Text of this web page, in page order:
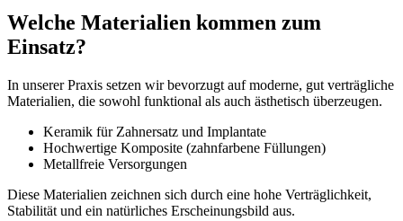
Welche Materialien kommen zum
Einsatz?
In unserer Praxis setzen wir bevorzugt auf moderne, gut verträgliche
Materialien, die sowohl funktional als auch ästhetisch überzeugen.
Keramik für Zahnersatz und Implantate
Hochwertige Komposite (zahnfarbene Füllungen)
Metallfreie Versorgungen
Diese Materialien zeichnen sich durch eine hohe Verträglichkeit,
Stabilität und ein natürliches Erscheinungsbild aus.